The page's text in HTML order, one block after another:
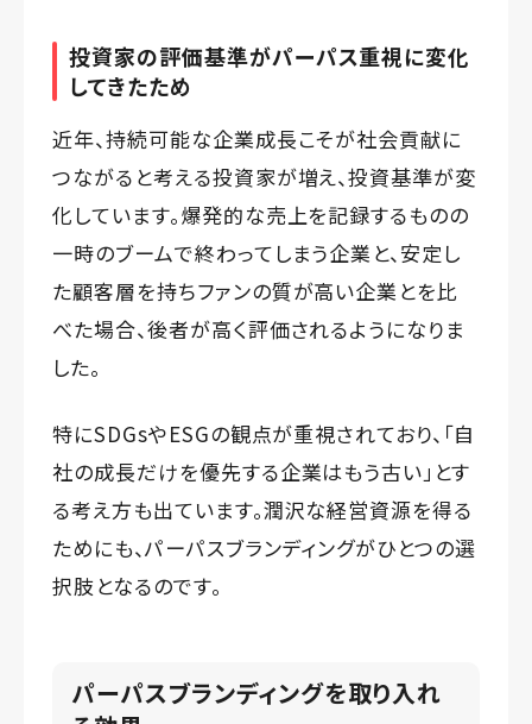
投資家の評価基準がパーパス重視に変化
してきたため
近年、持続可能な企業成長こそが社会貢献に
つながると考える投資家が増え、投資基準が変
化しています。爆発的な売上を記録するものの
一時のブームで終わってしまう企業と、安定し
た顧客層を持ちファンの質が高い企業とを比
べた場合、後者が高く評価されるようになりま
した。
特にSDGsやESGの観点が重視されており、「自
社の成長だけを優先する企業はもう古い」とす
る考え方も出ています。潤沢な経営資源を得る
ためにも、パーパスブランディングがひとつの選
択肢となるのです。
パーパスブランディングを取り入れ